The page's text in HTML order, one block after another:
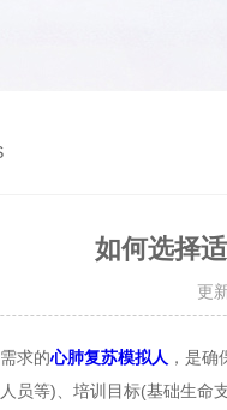
如何选择
更
求的心肺复苏模拟人 ，是确
员等)、培训目标(基础生命